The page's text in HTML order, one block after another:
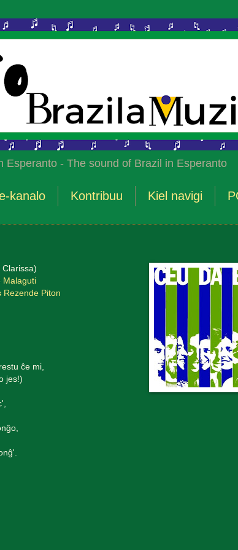
- The sound of Brazil in Esperanto
kanalo Kontribuu Kiel navigi
Malaguti
Rezende Piton
ĉe mi,
jes!)